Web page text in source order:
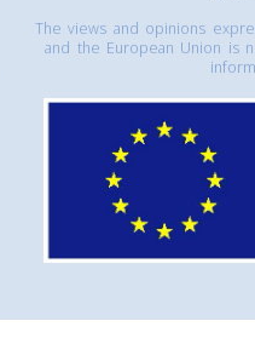
The views and opinions
and the European Union is